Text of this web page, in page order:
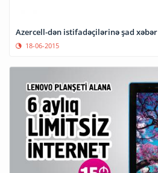
Azercell-dən istifadəçilərinə şad xəbər
18-06-2015